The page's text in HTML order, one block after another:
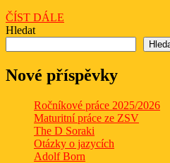
ČÍST DÁLE
Hledat
Nové příspěvky
Ročníkové práce 2025/2026
Maturitní práce ze ZSV
The D Soraki
Otázky o jazycích
Adolf Born